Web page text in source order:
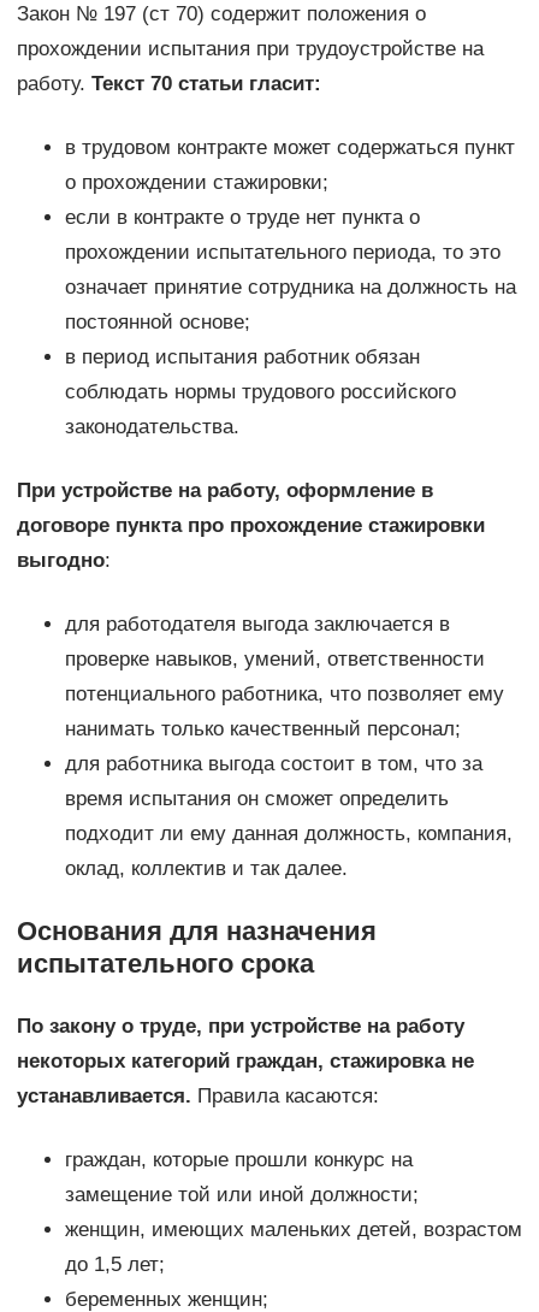
Закон № 197 (ст 70) содержит положения о
прохождении испытания при трудоустройстве на
работу. Текст 70 статьи гласит:
в трудовом контракте может содержаться пункт
о прохождении стажировки;
если в контракте о труде нет пункта о
прохождении испытательного периода, то это
означает принятие сотрудника на должность на
постоянной основе;
в период испытания работник обязан
соблюдать нормы трудового российского
законодательства.
При устройстве на работу, оформление в
договоре пункта про прохождение стажировки
выгодно:
для работодателя выгода заключается в
проверке навыков, умений, ответственности
потенциального работника, что позволяет ему
нанимать только качественный персонал;
для работника выгода состоит в том, что за
время испытания он сможет определить
подходит ли ему данная должность, компания,
оклад, коллектив и так далее.
Основания для назначения
испытательного срока
По закону о труде, при устройстве на работу
некоторых категорий граждан, стажировка не
устанавливается. Правила касаются:
граждан, которые прошли конкурс на
замещение той или иной должности;
женщин, имеющих маленьких детей, возрастом
до 1,5 лет;
беременных женщин;